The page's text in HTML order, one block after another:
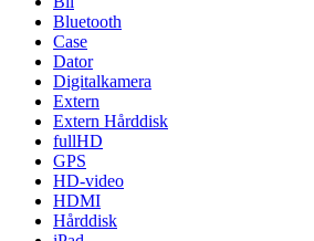
Bluetooth
Case
Dator
Digitalkamera
Extern
Extern Hårddisk
fullHD
GPS
HD-video
HDMI
Hårddisk